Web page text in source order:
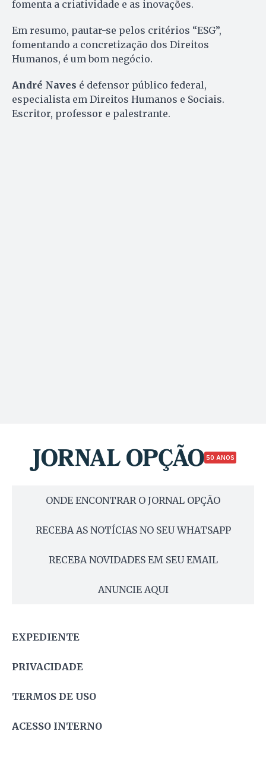
fomenta a criatividade e as inovações.
Em resumo, pautar-se pelos critérios “ESG”,
fomentando a concretização dos Direitos
Humanos, é um bom negócio.
André Naves é defensor público federal,
especialista em Direitos Humanos e Sociais.
Escritor, professor e palestrante.
50 ANOS
ONDE ENCONTRAR O JORNAL OPÇÃO
RECEBA AS NOTÍCIAS NO SEU WHATSAPP
RECEBA NOVIDADES EM SEU EMAIL
ANUNCIE AQUI
EXPEDIENTE
PRIVACIDADE
TERMOS DE USO
ACESSO INTERNO